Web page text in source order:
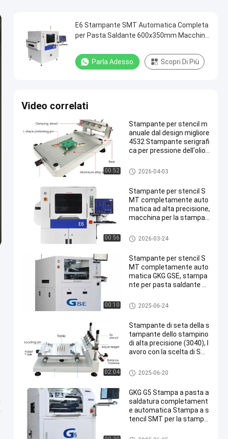
E6 Stampante SMT Automatica Completa
per Pasta Saldante 600x350mm Macchina
Parla Adesso. Scopri Di Più
Video correlati
00:52
Stampante per stencil m
anuale dal design migliore
4532 Stampante serigrafi
ca per pressione dell'olio
Stampante dello stampino
2026-04-03
00:56
Stampante per stencil S
MT completamente auto
matica ad alta precisione,
macchina per la stampa
emblaggio PCB
Stampante dello stampino
2026-03-24
00:10
Stampante per stencil S
MT completamente auto
matica GKG GSE, stampa
nte per pasta saldante pe
Stampante dello stampino
2025-06-24
02:04
Stampante di seta della s
tampante dello stampino
di alta precisione (3040), l
avoro con la scelta di SM
Stampante dello stampino
2025-06-20
GKG G5 Stampa a pasta a
saldatura completament
e automatica Stampa a s
tencil SMT per la stampa
Stampante dello stampino